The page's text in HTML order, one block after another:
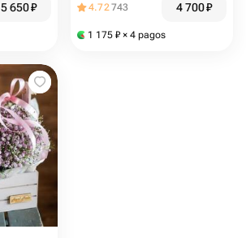
5 650₽ 4.72743 4 700₽
1 175 ₽ × 4 pagos